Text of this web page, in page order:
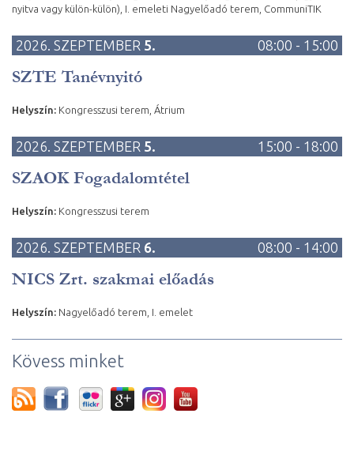
nyitva vagy külön-külön), I. emeleti Nagyelőadó terem, CommuniTIK
2026. SZEPTEMBER 5. 08:00 - 15:00
SZTE Tanévnyitó
Helyszín: Kongresszusi terem, Átrium
2026. SZEPTEMBER 5. 15:00 - 18:00
SZAOK Fogadalomtétel
Helyszín: Kongresszusi terem
2026. SZEPTEMBER 6. 08:00 - 14:00
NICS Zrt. szakmai előadás
Helyszín: Nagyelőadó terem, I. emelet
Kövess minket